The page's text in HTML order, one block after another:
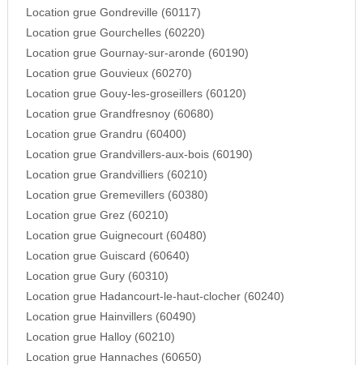
Location grue Gondreville (60117)
Location grue Gourchelles (60220)
Location grue Gournay-sur-aronde (60190)
Location grue Gouvieux (60270)
Location grue Gouy-les-groseillers (60120)
Location grue Grandfresnoy (60680)
Location grue Grandru (60400)
Location grue Grandvillers-aux-bois (60190)
Location grue Grandvilliers (60210)
Location grue Gremevillers (60380)
Location grue Grez (60210)
Location grue Guignecourt (60480)
Location grue Guiscard (60640)
Location grue Gury (60310)
Location grue Hadancourt-le-haut-clocher (60240)
Location grue Hainvillers (60490)
Location grue Halloy (60210)
Location grue Hannaches (60650)